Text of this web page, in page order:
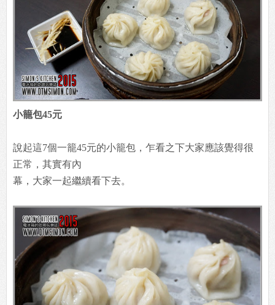
小籠包45元
說起這7個一籠45元的小籠包，乍看之下大家應該覺得很
正常，其實有內
幕，大家一起繼續看下去。